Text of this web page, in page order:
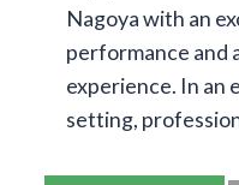
Nagoya with an
performance and
experience. In an
setting,